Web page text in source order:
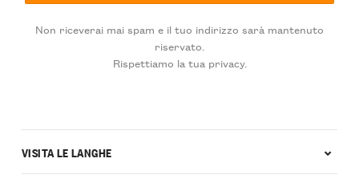
Non riceverai mai spam e il tuo indirizzo sarà mantenuto
riservato.
Rispettiamo la tua privacy.
VISITA LE LANGHE